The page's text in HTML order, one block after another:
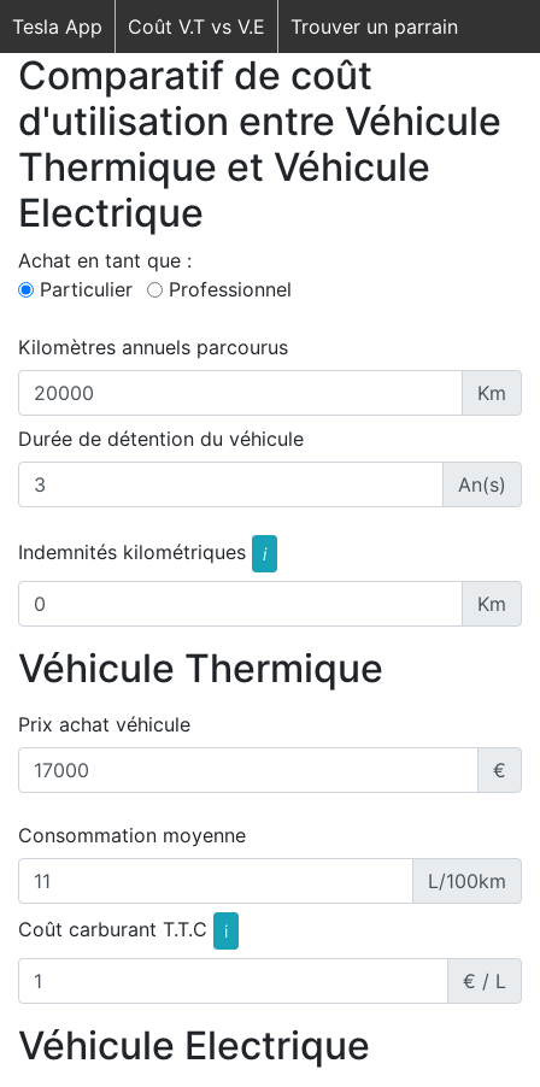
Tesla App Coût V.T vs V.E Trouver un parrain
Comparatif de coût
d'utilisation entre Véhicule
Thermique et Véhicule
Electrique
Achat en tant que :
Particulier
Professionnel
Kilomètres annuels parcourus
Km
Durée de détention du véhicule
An(s)
Indemnités kilométriques i
Km
Véhicule Thermique
Prix achat véhicule
€
Consommation moyenne
L/100km
Coût carburant T.T.C
i
€ / L
Véhicule Electrique